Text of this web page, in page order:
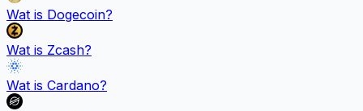
Wat is Dogecoin?
Wat is Zcash?
Wat is Cardano?